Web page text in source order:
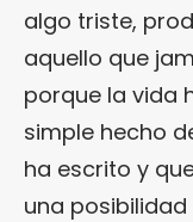
algo triste,
aquello que
porque la vida
simple hecho
ha escrito y
una